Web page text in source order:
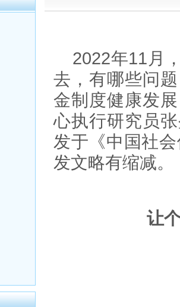
2022年11 月
去，有哪些问
金制度健康发
心执行研究员
发于《中国社
发文略有缩减。
让